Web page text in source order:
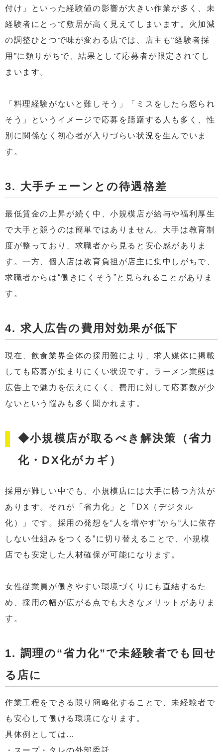
付け」といった経験値の影響が大きい作業が多く、未
経験者にとって敷居が高く見えてしまいます。火加減
の調整ひとつで味が変わる店では、店主も“経験者採
用”に頼りがちで、結果として応募者が限定されてし
まいます。
「料理経験がないと難しそう」「ミスをしたら怒られ
そう」というイメージで応募を躊躇する人も多く、性
別に関係なく初心者が入りづらい状況を生んでいま
す。
3. 大手チェーンとの待遇格差
最低賃金の上昇が続く中、小規模店が給与や福利厚生
で大手と競うのは簡単ではありません。大手は教育制
度が整っており、求職者から見ると安心感がありま
す。一方、個人店は教育負担が店主に集中しがちで、
求職者からは“働きにくそう”と見られることがありま
す。
4. 求人広告の費用対効果が低下
現在、飲食業界全体の採用難により、求人媒体に掲載
しても応募が集まりにくい状況です。ラーメン業態は
広告上で魅力を伝えにくく、費用に対して応募数が少
ないという悩みも多く聞かれます。
◆小規模店が取るべき解決策（省力
化・DX化がカギ）
採用が難しい中でも、小規模店には大手に勝つ方法が
あります。それが「省力化」と「DX（デジタル
化）」です。採用の発想を“人を増やす”から“人に依存
しない仕組みをつくる”に切り替えることで、小規模
店でも安定した人材確保が可能になります。
女性従業員が働きやすい環境づくりにも直結するた
め、採用の幅が広がる点でも大きなメリットがありま
す。
1. 調理の“省力化”で未経験者でも回せ
る店に
作業工程をできる限り簡略化することで、未経験者で
も安心して働ける環境になります。
具体例としては…
・スープ・タレの外部委託